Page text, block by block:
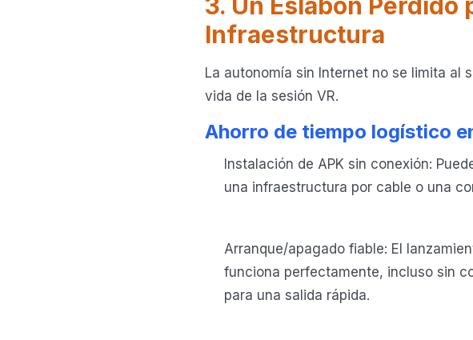
Infraestructura
La autonomía sin Internet no se limita al
vida de la sesión VR.
Ahorro de tiempo logístico
Instalación de APK sin conexión:
una infraestructura por cable o una
Arranque/apagado fiable: El
funciona perfectamente, incluso sin
para una salida rápida.